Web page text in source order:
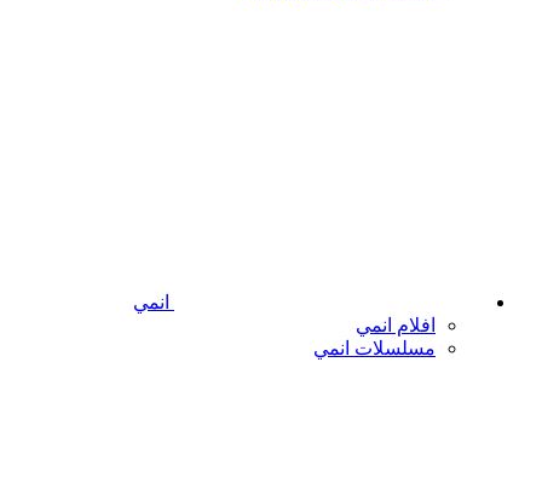
انمي
افلام انمي
مسلسلات انمي